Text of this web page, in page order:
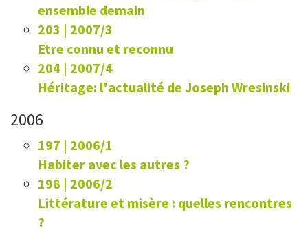
ensemble demain
203 | 2007/3
Etre connu et reconnu
204 | 2007/4
Héritage: l'actualité de Joseph Wresinski
2006
197 | 2006/1
Habiter avec les autres ?
198 | 2006/2
Littérature et misère : quelles rencontres
?